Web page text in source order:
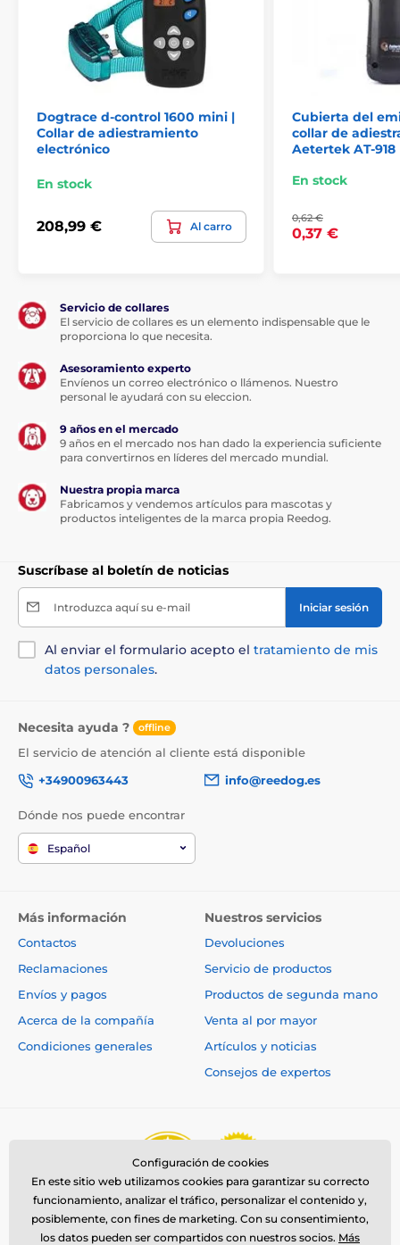
Dogtrace d-control 1600 mini |
Collar de adiestramiento
electrónico
En stock
208,99 € Al carro
Cubierta del
collar de
Aetertek AT-918
En stock
0,62 €
0,37 €
Servicio de collares
El servicio de collares es un elemento indispensable que le
proporciona lo que necesita.
Asesoramiento experto
Envíenos un correo electrónico o llámenos. Nuestro
personal le ayudará con su eleccion.
9 años en el mercado
9 años en el mercado nos han dado la experiencia suficiente
para convertirnos en líderes del mercado mundial.
Nuestra propia marca
Fabricamos y vendemos artículos para mascotas y
productos inteligentes de la marca propia Reedog.
Suscríbase al boletín de noticias
Introduzca aquí su e-mail Iniciar sesión
Al enviar el formulario acepto el tratamiento de mis
datos personales.
Necesita ayuda ? offline
El servicio de atención al cliente está disponible
+34900963443
info@reedog.es
Dónde nos puede encontrar
Español
Más información
Contactos
Reclamaciones
Envíos y pagos
Acerca de la compañía
Condiciones generales
Nuestros servicios
Devoluciones
Servicio de productos
Productos de segunda mano
Venta al por mayor
Artículos y noticias
Consejos de expertos
Configuración de cookies
En este sitio web utilizamos cookies para garantizar su correcto
funcionamiento, analizar el tráfico, personalizar el contenido y,
posiblemente, con fines de marketing. Con su consentimiento,
los datos pueden ser compartidos con nuestros socios. Más